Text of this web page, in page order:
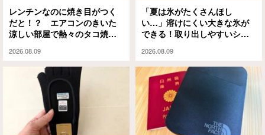
レンチンなのに焼き目がつく
だと！？ エアコンのきいた
涼しい部屋で熱々のタコ焼き
2026.08.09
「夏は氷がたくさんほし
い…」溶けにくい大きな氷が
できる！取り出しやすいシリ
2026.08.09